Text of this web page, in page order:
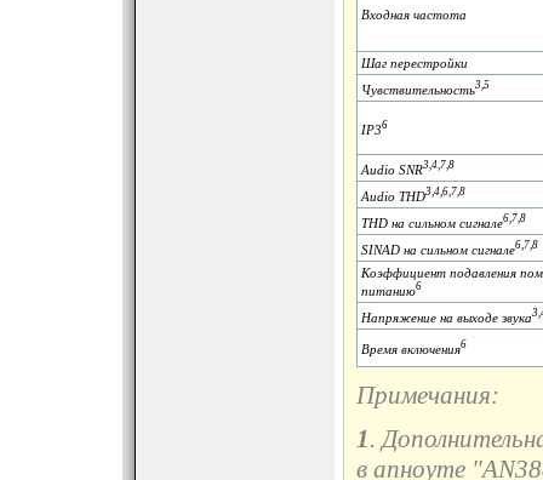
Входная частота
Шаг перестройки
Чувствительность3,5
IP36
Audio SNR3,4,7,8
Audio THD3,4,6,7,8
THD на сильном сигнале6,7,8
SINAD на сильном сигнале6,7,8
Коэффициент подавления
питанию6
Напряжение на выходе звука
Время включения6
Примечания:
1.
в апноуте